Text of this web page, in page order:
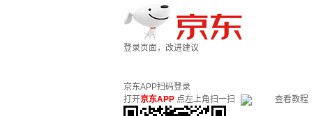
登录页面，改进建议
京东APP扫码登录
打开京东APP 点左上角扫一扫 查看教程